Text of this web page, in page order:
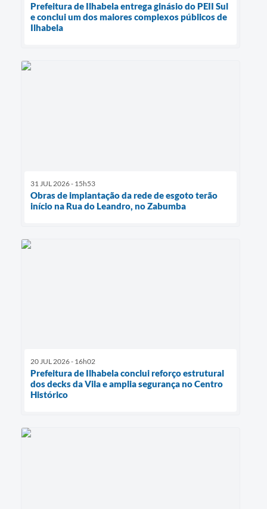
Prefeitura de Ilhabela entrega ginásio do PEII Sul
e conclui um dos maiores complexos públicos de
Ilhabela
31 JUL 2026 - 15h53
Obras de implantação da rede de esgoto terão
início na Rua do Leandro, no Zabumba
20 JUL 2026 - 16h02
Prefeitura de Ilhabela conclui reforço estrutural
dos decks da Vila e amplia segurança no Centro
Histórico